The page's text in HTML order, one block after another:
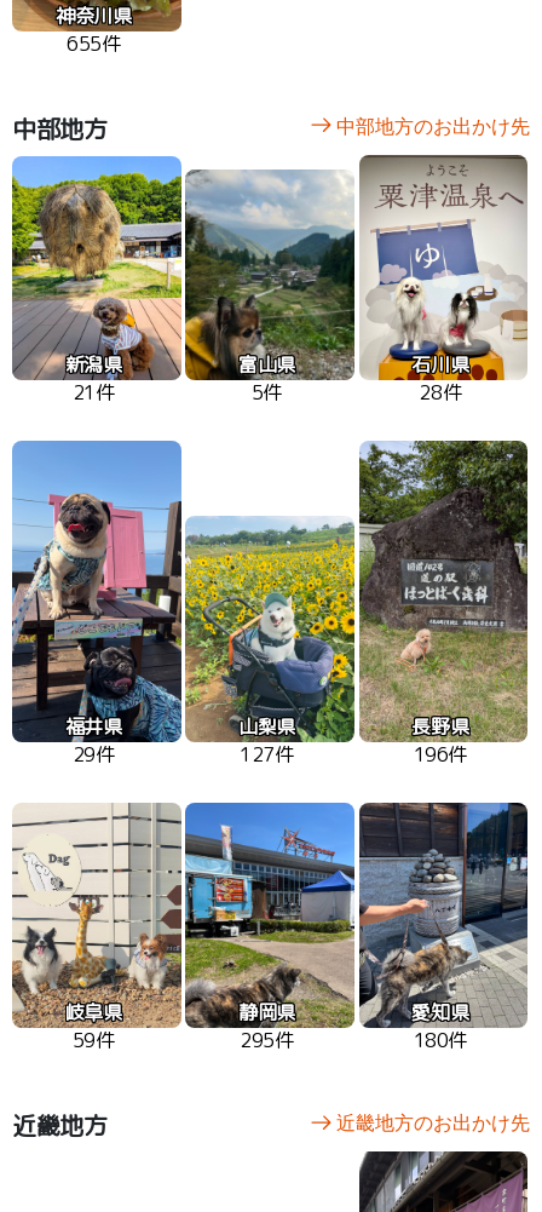
神奈川県
655件
中部地方 中部地方のお出かけ先
新潟県
21件
富山県
5件
石川県
28件
福井県
29件
山梨県
127件
長野県
196件
岐阜県
59件
静岡県
295件
愛知県
180件
近畿地方 近畿地方のお出かけ先